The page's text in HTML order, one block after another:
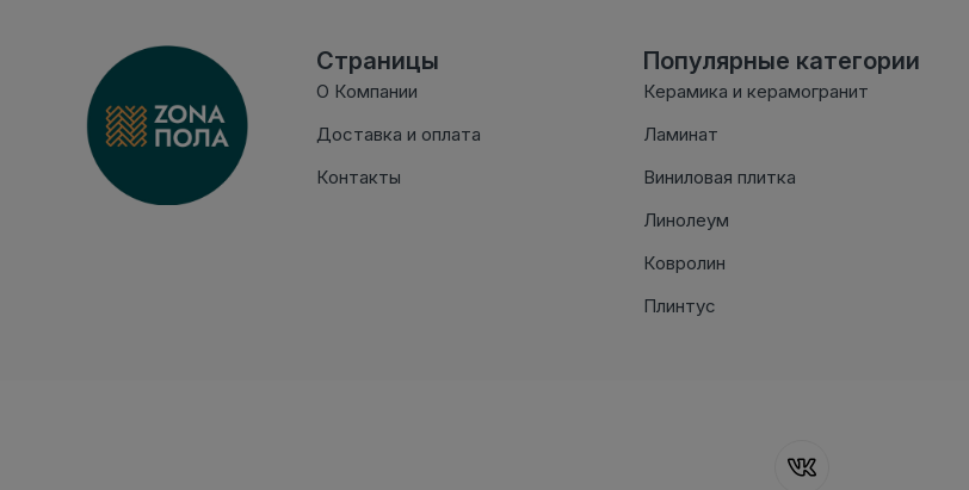
Страницы
О Компании
Доставка и оплата
Контакты
Популярные категории
Керамика и керамогранит
Ламинат
Виниловая плитка
Линолеум
Ковролин
Плинтус